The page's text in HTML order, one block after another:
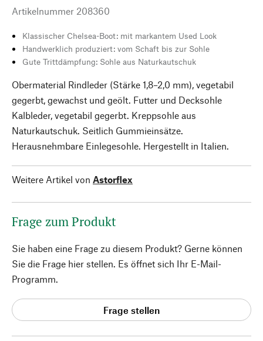
Artikelnummer 208360
Klassischer Chelsea-Boot: mit markantem Used Look
Handwerklich produziert: vom Schaft bis zur Sohle
Gute Trittdämpfung: Sohle aus Naturkautschuk
Obermaterial Rindleder (Stärke 1,8–2,0 mm), vegetabil
gegerbt, gewachst und geölt. Futter und Decksohle
Kalbleder, vegetabil gegerbt. Kreppsohle aus
Naturkautschuk. Seitlich Gummieinsätze.
Herausnehmbare Einlegesohle. Hergestellt in Italien.
Weitere Artikel von Astorflex
Frage zum Produkt
Sie haben eine Frage zu diesem Produkt? Gerne können
Sie die Frage hier stellen. Es öffnet sich Ihr E-Mail-
Programm.
Frage stellen